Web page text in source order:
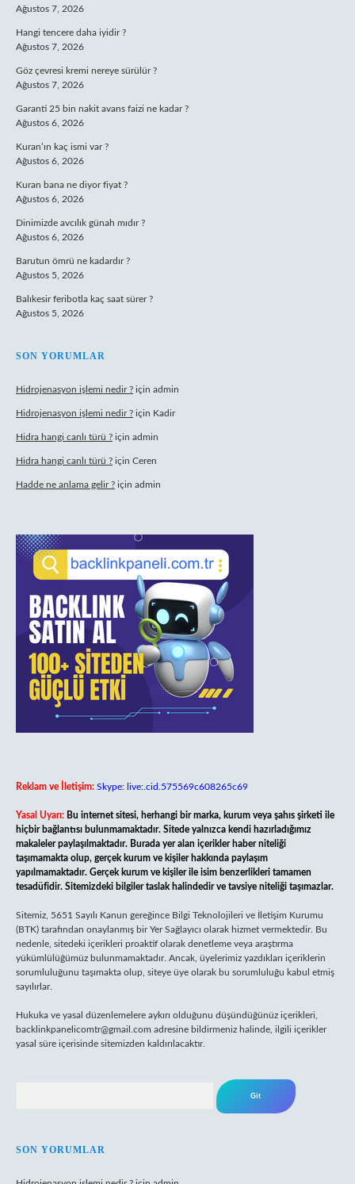
Ağustos 7, 2026
Hangi tencere daha iyidir ?
Ağustos 7, 2026
Göz çevresi kremi nereye sürülür ?
Ağustos 7, 2026
Garanti 25 bin nakit avans faizi ne kadar ?
Ağustos 6, 2026
Kuran’ın kaç ismi var ?
Ağustos 6, 2026
Kuran bana ne diyor fiyat ?
Ağustos 6, 2026
Dinimizde avcılık günah mıdır ?
Ağustos 6, 2026
Barutun ömrü ne kadardır ?
Ağustos 5, 2026
Balıkesir feribotla kaç saat sürer ?
Ağustos 5, 2026
SON YORUMLAR
Hidrojenasyon işlemi nedir ? için admin
Hidrojenasyon işlemi nedir ? için Kadir
Hidra hangi canlı türü ? için admin
Hidra hangi canlı türü ? için Ceren
Hadde ne anlama gelir ? için admin
Reklam ve İletişim: Skype: live:.cid.575569c608265c69
Yasal Uyarı: Bu internet sitesi, herhangi bir marka, kurum veya şahıs şirketi ile
hiçbir bağlantısı bulunmamaktadır. Sitede yalnızca kendi hazırladığımız
makaleler paylaşılmaktadır. Burada yer alan içerikler haber niteliği
taşımamakta olup, gerçek kurum ve kişiler hakkında paylaşım
yapılmamaktadır. Gerçek kurum ve kişiler ile isim benzerlikleri tamamen
tesadüfidir. Sitemizdeki bilgiler taslak halindedir ve tavsiye niteliği taşımazlar.
Sitemiz, 5651 Sayılı Kanun gereğince Bilgi Teknolojileri ve İletişim Kurumu
(BTK) tarafından onaylanmış bir Yer Sağlayıcı olarak hizmet vermektedir. Bu
nedenle, sitedeki içerikleri proaktif olarak denetleme veya araştırma
yükümlülüğümüz bulunmamaktadır. Ancak, üyelerimiz yazdıkları içeriklerin
sorumluluğunu taşımakta olup, siteye üye olarak bu sorumluluğu kabul etmiş
sayılırlar.
Hukuka ve yasal düzenlemelere aykırı olduğunu düşündüğünüz içerikleri,
backlinkpanelicomtr@gmail.com adresine bildirmeniz halinde, ilgili içerikler
yasal süre içerisinde sitemizden kaldırılacaktır.
SON YORUMLAR